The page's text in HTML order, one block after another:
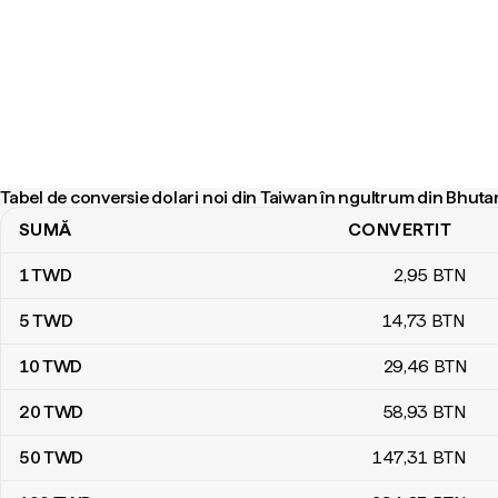
Tabel de conversie dolari noi din Taiwan în ngultrum din
Tabel de conversie dolari noi din Taiwan în ngultrum din Bhutan
SUMĂ CONVERTIT
1TWD 2,95 BTN
5TWD 14,73 BTN
10TWD 29,46 BTN
20TWD 58,93 BTN
50TWD 147,31 BTN